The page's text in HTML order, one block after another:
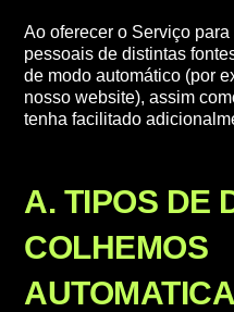
Ao oferecer o Serviço
pessoais de distintas
de modo automático (por
nosso website), assim
tenha facilitado
A. TIPOS DE
COLHEMOS